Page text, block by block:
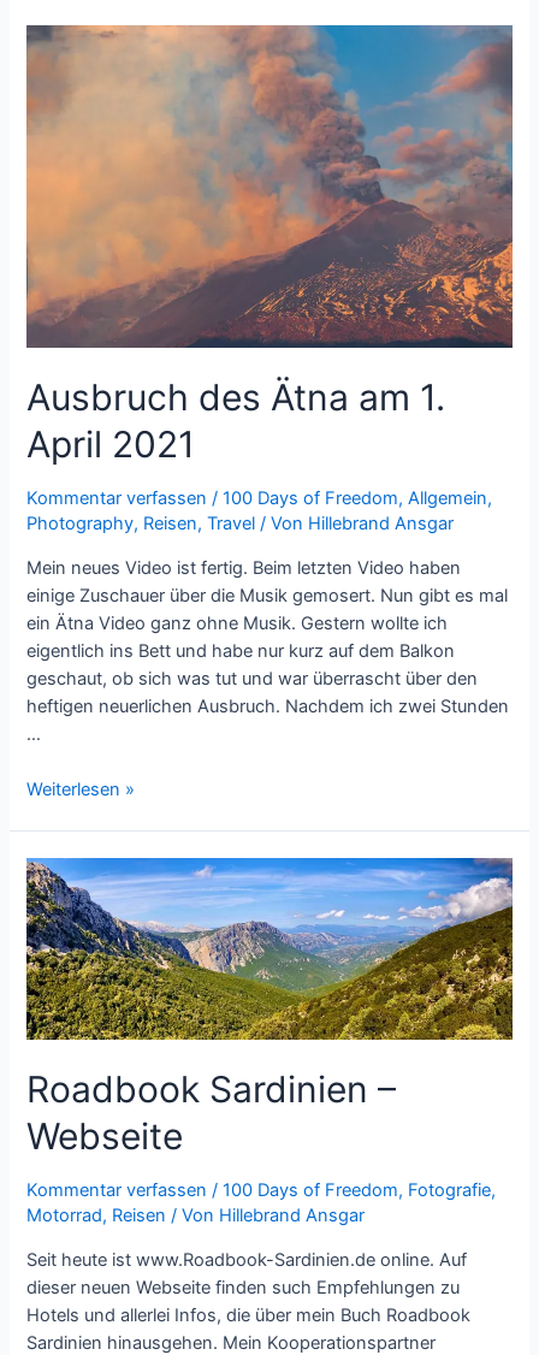
Ausbruch des Ätna am 1.
April 2021
Kommentar verfassen /100 Days of Freedom,Allgemein,
Photography, Reisen,Travel / Von Hillebrand Ansgar
Mein neues Video ist fertig. Beim letzten Video haben
einige Zuschauer über die Musik gemosert. Nun gibt es mal
ein Ätna Video ganz ohne Musik. Gestern wollte ich
eigentlich ins Bett und habe nur kurz auf dem Balkon
geschaut, ob sich was tut und war überrascht über den
heftigen neuerlichen Ausbruch. Nachdem ich zwei Stunden
…
Ausbruch
am
1.
April
2021
Weiterlesen »
Roadbook Sardinien –
Webseite
Kommentar verfassen /100 Days of Freedom, Fotografie,
Motorrad, Reisen / Von Hillebrand Ansgar
Seit heute ist www.Roadbook-Sardinien.de online. Auf
dieser neuen Webseite finden such Empfehlungen zu
Hotels und allerlei Infos, die über mein Buch Roadbook
Sardinien hinausgehen. Mein Kooperationspartner